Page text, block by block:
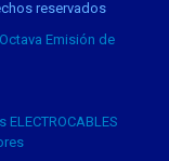
reservados
Emisión de